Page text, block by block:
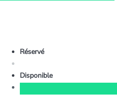
Réservé
Disponible